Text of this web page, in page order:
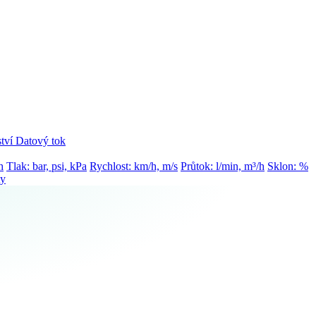
Datový tok
Tlak: bar, psi, kPa Rychlost: km/h, m/s Průtok: l/min, m³/h Sklon: %